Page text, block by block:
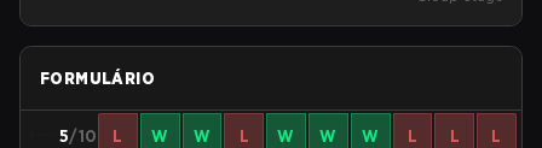
FORMULÁRIO
5/10 L W W L W W W L L L